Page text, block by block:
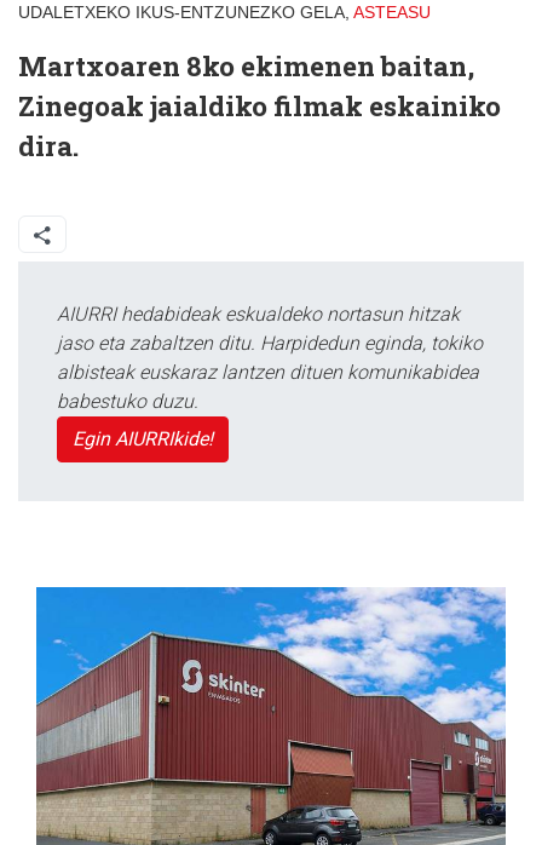
UDALETXEKO IKUS-ENTZUNEZKO GELA, ASTEASU
Martxoaren 8ko ekimenen baitan,
Zinegoak jaialdiko filmak eskainiko
dira.
AIURRI hedabideak eskualdeko nortasun hitzak
jaso eta zabaltzen ditu. Harpidedun eginda, tokiko
albisteak euskaraz lantzen dituen komunikabidea
babestuko duzu.
Egin AIURRIkide!